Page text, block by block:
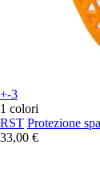
+-3
1 colori
RST Protezione
33,00 €